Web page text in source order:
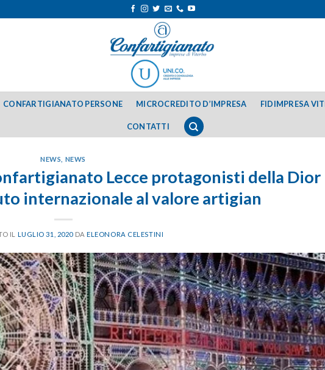
CONFARTIGIANATO PERSONE MICROCREDITO D’IMPRESA FIDIMPRESA
CONTATTI
NEWS NEWS
Lecce protagonisti della Dior
internazionale al valore artigian
IL LUGLIO 31, 2020 DAELEONORA CELESTINI